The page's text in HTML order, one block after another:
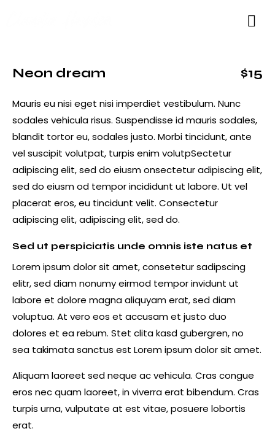
Neon dream $15
Mauris eu nisi eget nisi imperdiet vestibulum. Nunc
sodales vehicula risus. Suspendisse id mauris sodales,
blandit tortor eu, sodales justo. Morbi tincidunt, ante
vel suscipit volutpat, turpis enim volutpSectetur
adipiscing elit, sed do eiusm onsectetur adipiscing elit,
sed do eiusm od tempor incididunt ut labore. Ut vel
placerat eros, eu tincidunt velit. Consectetur
adipiscing elit, adipiscing elit, sed do.
Sed ut perspiciatis unde omnis iste natus et
Lorem ipsum dolor sit amet, consetetur sadipscing
elitr, sed diam nonumy eirmod tempor invidunt ut
labore et dolore magna aliquyam erat, sed diam
voluptua. At vero eos et accusam et justo duo
dolores et ea rebum. Stet clita kasd gubergren, no
sea takimata sanctus est Lorem ipsum dolor sit amet.
Aliquam laoreet sed neque ac vehicula. Cras congue
eros nec quam laoreet, in viverra erat bibendum. Cras
turpis urna, vulputate at est vitae, posuere lobortis
erat.